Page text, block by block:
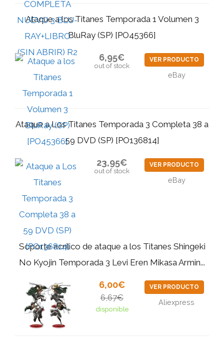
Ataque a los Titanes Temporada 1 Volumen 3
BluRay (SP) [PO45366]
6,95€
out of stock
VER PRODUCTO
eBay
Ataque a Los Titanes Temporada 3 Completa 38 a
59 DVD (SP) [PO136814]
23,95€
out of stock
VER PRODUCTO
eBay
Soporte acrílico de ataque a los Titanes Shingeki
No Kyojin Temporada 3 Levi Eren Mikasa Armin...
6,00€
6,67€
disponible
VER PRODUCTO
Aliexpress